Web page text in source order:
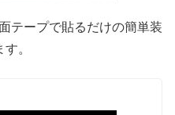
テープで貼るだけの簡単装
。